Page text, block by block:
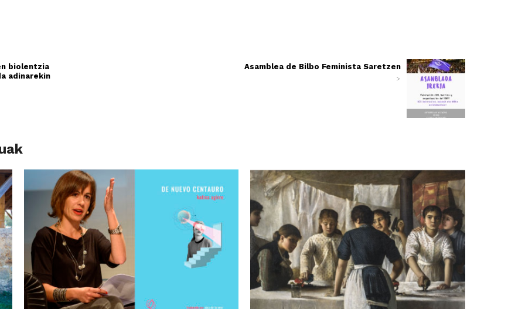
biolentzia
adinarekin
Asamblea de Bilbo Feminista Saretzen
>